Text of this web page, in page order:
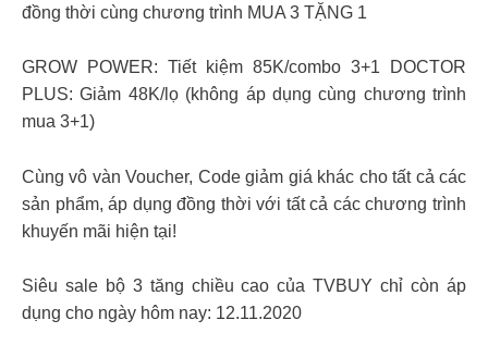
đồng thời cùng chương trình MUA 3 TẶNG 1
GROW POWER: Tiết kiệm 85K/combo 3+1 DOCTOR
PLUS: Giảm 48K/lọ (không áp dụng cùng chương trình
mua 3+1)
Cùng vô vàn Voucher, Code giảm giá khác cho tất cả các
sản phẩm, áp dụng đồng thời với tất cả các chương trình
khuyến mãi hiện tại!
Siêu sale bộ 3 tăng chiều cao của TVBUY chỉ còn áp
dụng cho ngày hôm nay: 12.11.2020